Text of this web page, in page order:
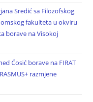
Sredić sa Filozofskog
fakulteta u okviru
borave na Visokoj
Ćosić borave na FIRAT
razmjene